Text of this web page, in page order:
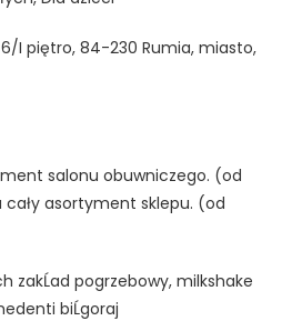
I piętro, 84-230 Rumia, miasto,
salonu obuwniczego. (od
cały asortyment sklepu. (od
zakĹad pogrzebowy, milkshake
biĹgoraj